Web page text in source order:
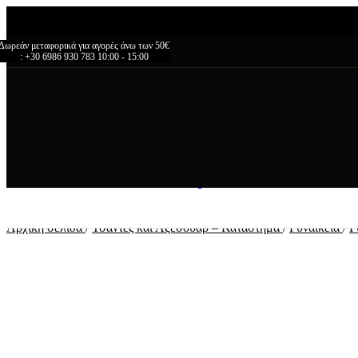
μεταφορικά για αγορές άνω των 50€
: +30 6986 930 783 10:00 - 15:00
Αρχική σελίδα/ Τσάντες και Αξεσουάρ – Κατάστημα/ Γυναικεία/